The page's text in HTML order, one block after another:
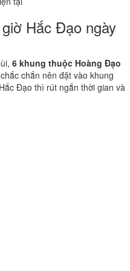
Hắc Đạo ngày
6 khung thuộc Hoàng Đạo
chắn nên đặt vào khung
Đạo thì rút ngắn thời gian và